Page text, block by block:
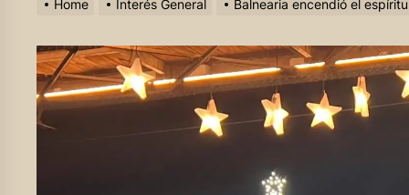
Home Interés General Balnearia encendió el